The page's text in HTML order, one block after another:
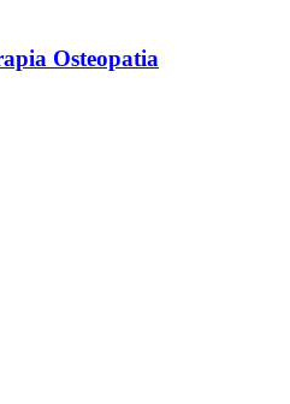
Osteopatia